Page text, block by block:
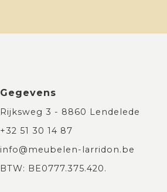
Gegevens
Rijksweg 3 - 8860 Lendelede
+32 51 30 14 87
info@meubelen-larridon.be
BTW: BE0777.375.420.